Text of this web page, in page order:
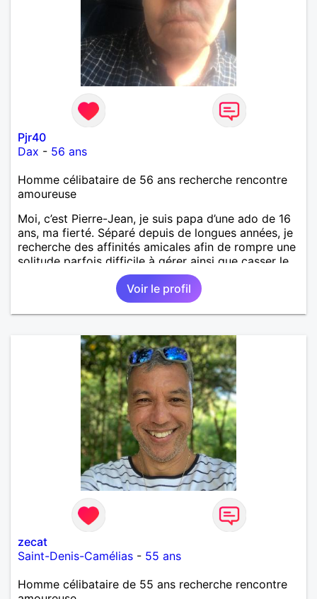
Pjr40
Dax - 56 ans
Homme célibataire de 56 ans recherche rencontre
amoureuse
Moi, c’est Pierre-Jean, je suis papa d’une ado de 16
ans, ma fierté. Séparé depuis de longues années, je
recherche des affinités amicales afin de rompre une
solitude parfois difficile à gérer ainsi que casser le
vague à l’âme. L’amitié reste extrêmement
importante à mes yeux mais peut se décliner en des
sentiments plus puissants. « Le temps fera son
œuvre » disait Arthur Schopenhauer, philosophe
autant être trop locace. Je suis bourré de qualités
avec très peu de défauts. Je suis altruiste,
bienveillant, empathique, attentionné, honnête,
respectueux, doux de caractère et compréhensif : je
laisse « glisser » beaucoup de choses. Mais ne vous
m’éprenez pas Mesdames, si une personne que
j’aime me trahit une fois, il n’y aura pas de seconde
chance et je l’effacerai à « vitam eternam ».
Néanmoins, je suis un tout petit peu maniaque ainsi
qu’impatient. J’essaye de faire des efforts. Rien de
bien dramatique ! Du moins je le pense……Je suis un
homme facile à vivre. À vous si vous le souhaitez,
d’apprendre à me connaître davantage. J’en serai
ravi….A très bientôt je l’espère.
Voir le profil
zecat
Saint-Denis-Camélias - 55 ans
Homme célibataire de 55 ans recherche rencontre